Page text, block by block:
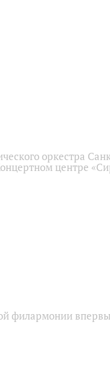
оркестра
центре
филармонии